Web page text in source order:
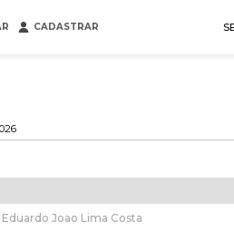
CADASTRAR
Joao Lima Costa